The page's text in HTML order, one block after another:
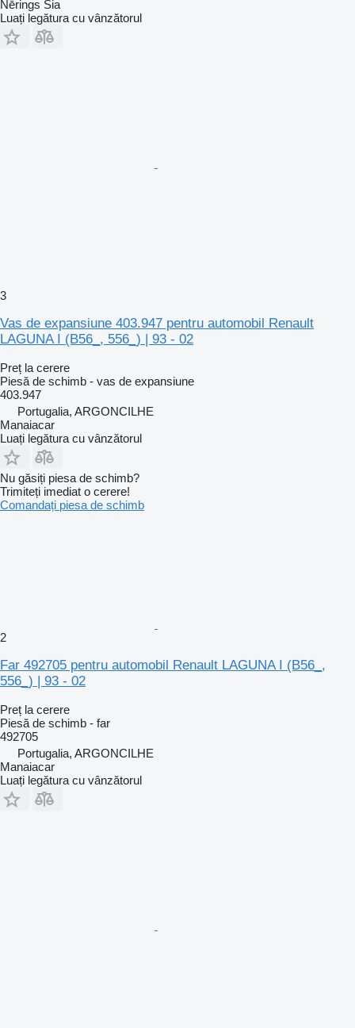
Nērings Sia
Luați legătura cu vânzătorul
3
Vas de expansiune 403.947 pentru automobil Renault
LAGUNA I (B56_, 556_) | 93 - 02
Preț la cerere
Piesă de schimb - vas de expansiune
403.947
Portugalia, ARGONCILHE
Manaiacar
Luați legătura cu vânzătorul
Nu găsiți piesa de schimb?
Trimiteți imediat o cerere!
Comandați piesa de schimb
2
Far 492705 pentru automobil Renault LAGUNA I (B56_,
556_) | 93 - 02
Preț la cerere
Piesă de schimb - far
492705
Portugalia, ARGONCILHE
Manaiacar
Luați legătura cu vânzătorul